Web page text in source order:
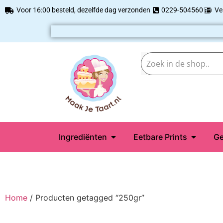
Voor 16:00 besteld, dezelfde dag verzonden 0229-504560
Ingrediënten Eetbare Prints
Home / Producten getagged “250gr”